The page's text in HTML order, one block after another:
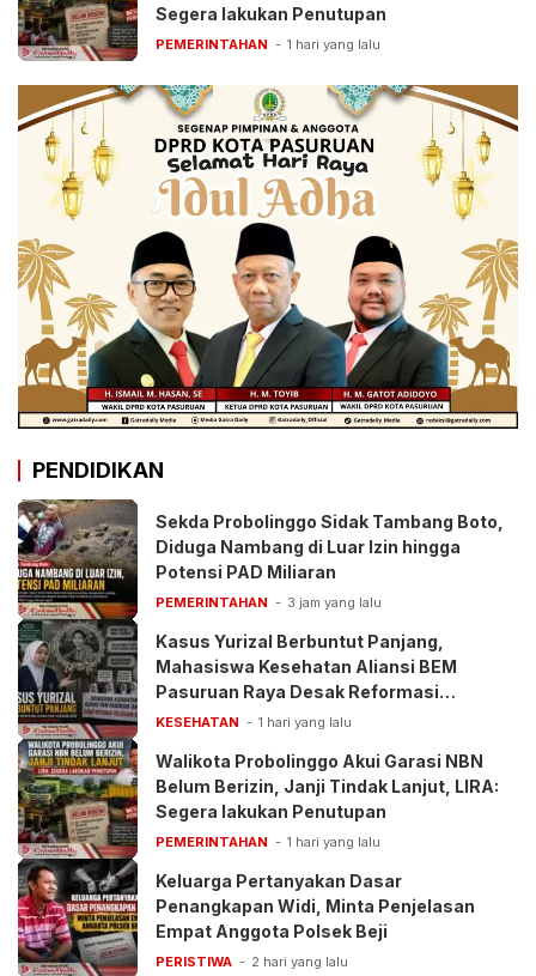
Segera lakukan Penutupan
PEMERINTAHAN 1 hari yang lalu
PENDIDIKAN
Sekda Probolinggo Sidak Tambang Boto,
Diduga Nambang di Luar Izin hingga
Potensi PAD Miliaran
PEMERINTAHAN 3 jam yang lalu
Kasus Yurizal Berbuntut Panjang,
Mahasiswa Kesehatan Aliansi BEM
Pasuruan Raya Desak Reformasi
Pelayanan BPJS
KESEHATAN 1 hari yang lalu
Walikota Probolinggo Akui Garasi NBN
Belum Berizin, Janji Tindak Lanjut, LIRA:
Segera lakukan Penutupan
PEMERINTAHAN 1 hari yang lalu
Keluarga Pertanyakan Dasar
Penangkapan Widi, Minta Penjelasan
Empat Anggota Polsek Beji
PERISTIWA 2 hari yang lalu